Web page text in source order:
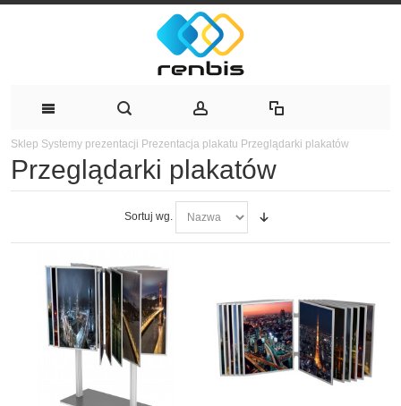
Sklep Systemy prezentacji Prezentacja plakatu Przeglądarki plakatów
Przeglądarki plakatów
Sortuj wg.